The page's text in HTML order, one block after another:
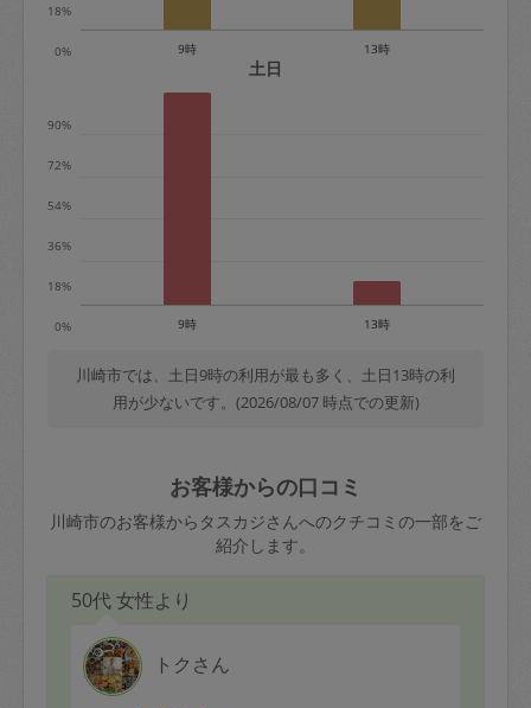
※キャンセル料金の設定について：
定期依頼1回（3時間）の金額とスポット
0%
18%
9時 13時
土日
0%
18%
36%
54%
72%
90%
9時 13時
川崎市では、土日9時の利用が最も多く、土日13時の利
用が少ないです。(2026/08/07 時点での更新)
お客様からの口コミ
川崎市のお客様からタスカジさんへのクチコミの一部をご
紹介します。
50代 女性より
トクさん